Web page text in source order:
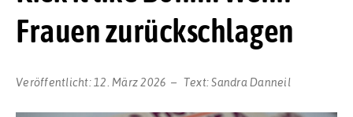
Frauen zurückschlagen
Veröffentlicht: 12. März 2026 Text: Sandra Danneil